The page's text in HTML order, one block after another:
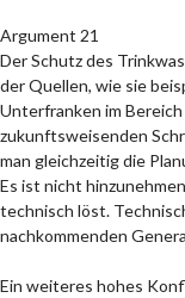
Argument 21
Der Schutz des
der Quellen, wie sie
Unterfranken im
zukunftsweisenden
man gleichzeitig die
Es ist nicht
technisch löst.
nachkommenden
Ein weiteres hohes